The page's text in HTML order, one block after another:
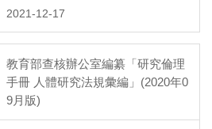
2021-12-17
教育部查核辦公室編纂「研究倫理
手冊 人體研究法規彙編」(2020年0
9月版)